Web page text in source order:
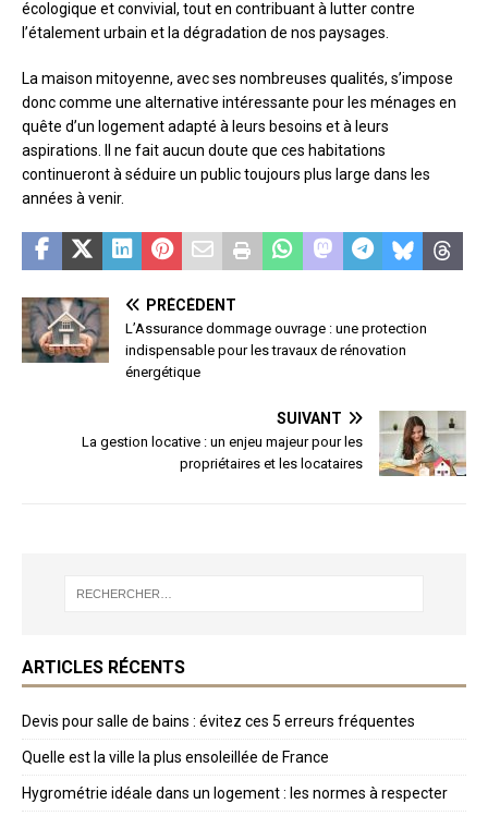
écologique et convivial, tout en contribuant à lutter contre
l’étalement urbain et la dégradation de nos paysages.
La maison mitoyenne, avec ses nombreuses qualités, s’impose
donc comme une alternative intéressante pour les ménages en
quête d’un logement adapté à leurs besoins et à leurs
aspirations. Il ne fait aucun doute que ces habitations
continueront à séduire un public toujours plus large dans les
années à venir.
PRÉCÉDENT
L’Assurance dommage ouvrage : une protection
indispensable pour les travaux de rénovation
énergétique
SUIVANT
La gestion locative : un enjeu majeur pour les
propriétaires et les locataires
ARTICLES RÉCENTS
Devis pour salle de bains : évitez ces 5 erreurs fréquentes
Quelle est la ville la plus ensoleillée de France
Hygrométrie idéale dans un logement : les normes à respecter